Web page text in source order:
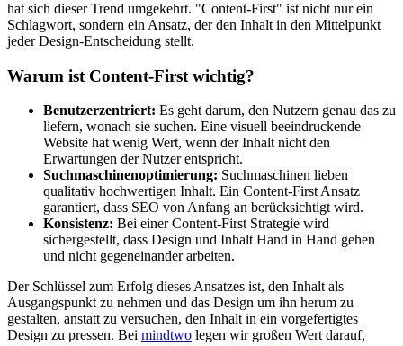
hat sich dieser Trend umgekehrt. "Content-First" ist nicht nur ein
Schlagwort, sondern ein Ansatz, der den Inhalt in den Mittelpunkt
jeder Design-Entscheidung stellt.
Warum ist Content-First wichtig?
Benutzerzentriert: Es geht darum, den Nutzern genau das zu
liefern, wonach sie suchen. Eine visuell beeindruckende
Website hat wenig Wert, wenn der Inhalt nicht den
Erwartungen der Nutzer entspricht.
Suchmaschinenoptimierung: Suchmaschinen lieben
qualitativ hochwertigen Inhalt. Ein Content-First Ansatz
garantiert, dass SEO von Anfang an berücksichtigt wird.
Konsistenz: Bei einer Content-First Strategie wird
sichergestellt, dass Design und Inhalt Hand in Hand gehen
und nicht gegeneinander arbeiten.
Der Schlüssel zum Erfolg dieses Ansatzes ist, den Inhalt als
Ausgangspunkt zu nehmen und das Design um ihn herum zu
gestalten, anstatt zu versuchen, den Inhalt in ein vorgefertigtes
Design zu pressen. Bei mindtwo legen wir großen Wert darauf,